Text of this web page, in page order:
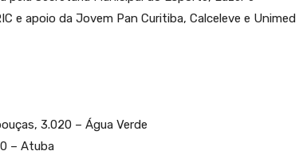
e apoio da Jovem Pan Curitiba, Calceleve e Unimed
3.020 – Água Verde
– Atuba